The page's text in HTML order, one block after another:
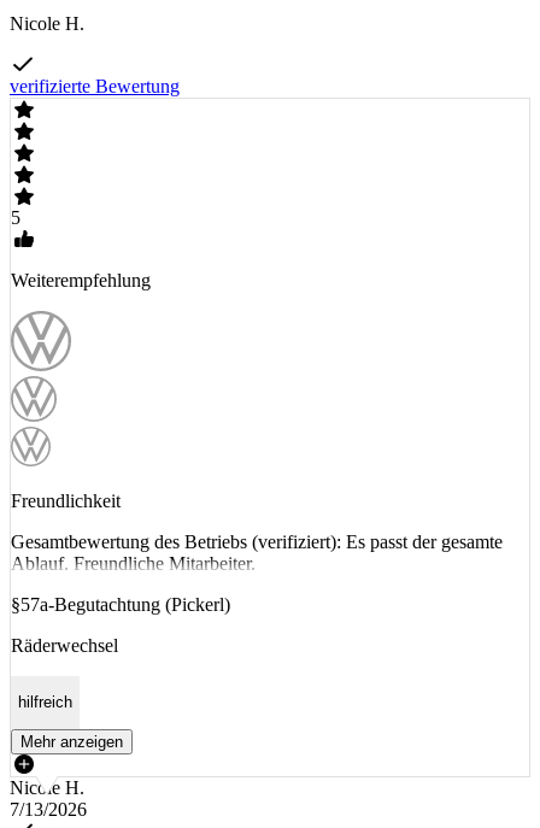
Nicole H.
verifizierte Bewertung
5
Weiterempfehlung
Freundlichkeit
Gesamtbewertung des Betriebs (verifiziert): Es passt der gesamte
Ablauf. Freundliche Mitarbeiter.
§57a-Begutachtung (Pickerl)
Räderwechsel
hilfreich
Mehr anzeigen
Nicole H.
7/13/2026